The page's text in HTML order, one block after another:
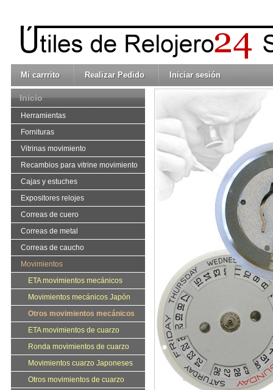
Mi carrrito Realizar Pedido Iniciar sesión
Inicio
Herramientas
Fornituras
Vitrinas movimiento
Recambios para vitrine movimiento
Cajas y estuches
Expositores relojes
Correas de cuero
Correas de metal
Correas de caucho
Movimientos
ETA movimientos mecánicos
Movimientos mecánicos Japón
Otros movimientos mecánicos
ETA movimientos de cuarzo
Ronda movimientos de cuarzo
Movimientos cuarzo Japoneses
Otros movimientos de cuarzo